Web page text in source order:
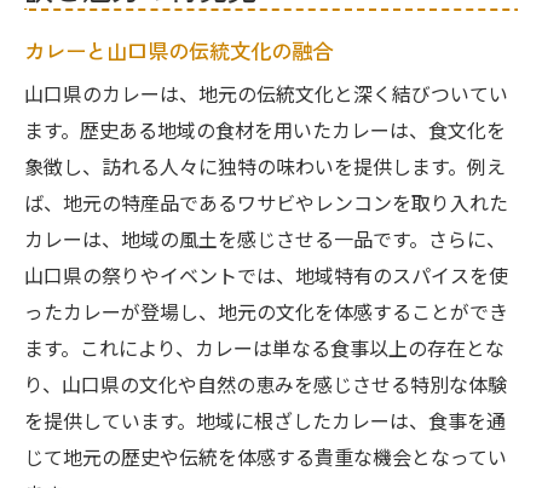
カレーと山口県の伝統文化の融合
山口県のカレーは、地元の伝統文化と深く結びついてい
ます。歴史ある地域の食材を用いたカレーは、食文化を
象徴し、訪れる人々に独特の味わいを提供します。例え
ば、地元の特産品であるワサビやレンコンを取り入れた
カレーは、地域の風土を感じさせる一品です。さらに、
山口県の祭りやイベントでは、地域特有のスパイスを使
ったカレーが登場し、地元の文化を体感することができ
ます。これにより、カレーは単なる食事以上の存在とな
り、山口県の文化や自然の恵みを感じさせる特別な体験
を提供しています。地域に根ざしたカレーは、食事を通
じて地元の歴史や伝統を体感する貴重な機会となってい